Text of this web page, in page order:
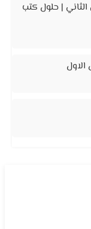
| حلول كتب